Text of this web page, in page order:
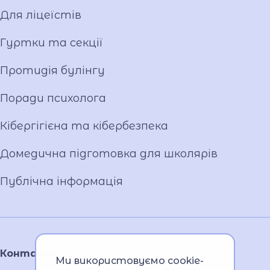
Контакти
Відеопроєкт «Кирилиця»
Для ліцеїстів
Гуртки та секції
Протидія булінгу
Поради психолога
Кібергігієна та кібербезпека
Домедична підготовка для школярів
Публічна інформація
Ми використовуємо cookie-